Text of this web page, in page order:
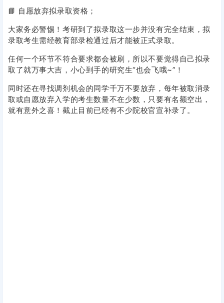
📘 自愿放弃拟录取资格；
大家务必警惕！考研到了拟录取这一步并没有完全结束，拟
录取考生需经教育部录检通过后才能被正式录取。
任何一个环节不符合要求都会被刷，所以不要觉得自己拟录
取了就万事大吉，小心到手的研究生“也会飞哦~”！
同时还在寻找调剂机会的同学千万不要放弃，每年被取消录
取或自愿放弃入学的考生数量不在少数，只要有名额空出，
就有意外之喜！截止目前已经有不少院校官宣补录了。